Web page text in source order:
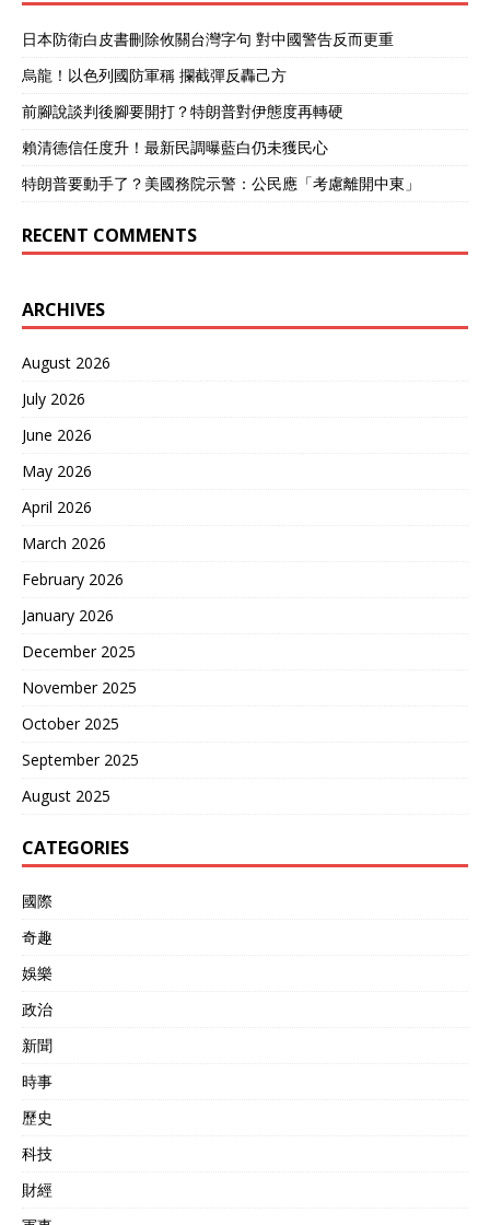
日本防衛白皮書刪除攸關台灣字句 對中國警告反而更重
烏龍！以色列國防軍稱 攔截彈反轟己方
前腳說談判後腳要開打？特朗普對伊態度再轉硬
賴清德信任度升！最新民調曝藍白仍未獲民心
特朗普要動手了？美國務院示警：公民應「考慮離開中東」
RECENT COMMENTS
ARCHIVES
August 2026
July 2026
June 2026
May 2026
April 2026
March 2026
February 2026
January 2026
December 2025
November 2025
October 2025
September 2025
August 2025
CATEGORIES
國際
奇趣
娛樂
政治
新聞
時事
歷史
科技
財經